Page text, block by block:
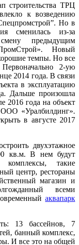
строительства ТРЦ
к возведению
Но в
сменилась из-за
предыдущим
Новый
темпы. Но все
2-ую
2014 года. В связи
в эксплуатацию
Дальше произошла
2016 года на объект
«Уралбилдинг».
в августе 2017
двухэтажное
кв.м. В нем будут
такие
центр, рестораны
магазин и
всеми
аквапарк
13 бассейнов, 7
банный комплекс,
И все это на общей